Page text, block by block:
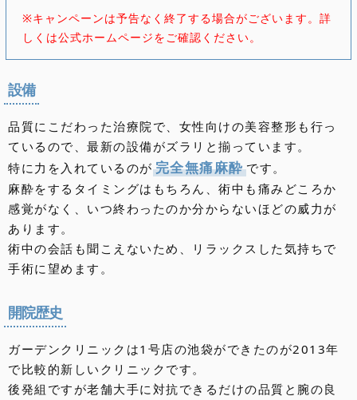
※キャンペーンは予告なく終了する場合がございます。詳
しくは公式ホームページをご確認ください。
設備
品質にこだわった治療院で、女性向けの美容整形も行っ
ているので、最新の設備がズラリと揃っています。
特に力を入れているのが 完全無痛麻酔 です。
麻酔をするタイミングはもちろん、術中も痛みどころか
感覚がなく、いつ終わったのか分からないほどの威力が
あります。
術中の会話も聞こえないため、リラックスした気持ちで
手術に望めます。
開院歴史
ガーデンクリニックは1号店の池袋ができたのが2013年
で比較的新しいクリニックです。
後発組ですが老舗大手に対抗できるだけの品質と腕の良